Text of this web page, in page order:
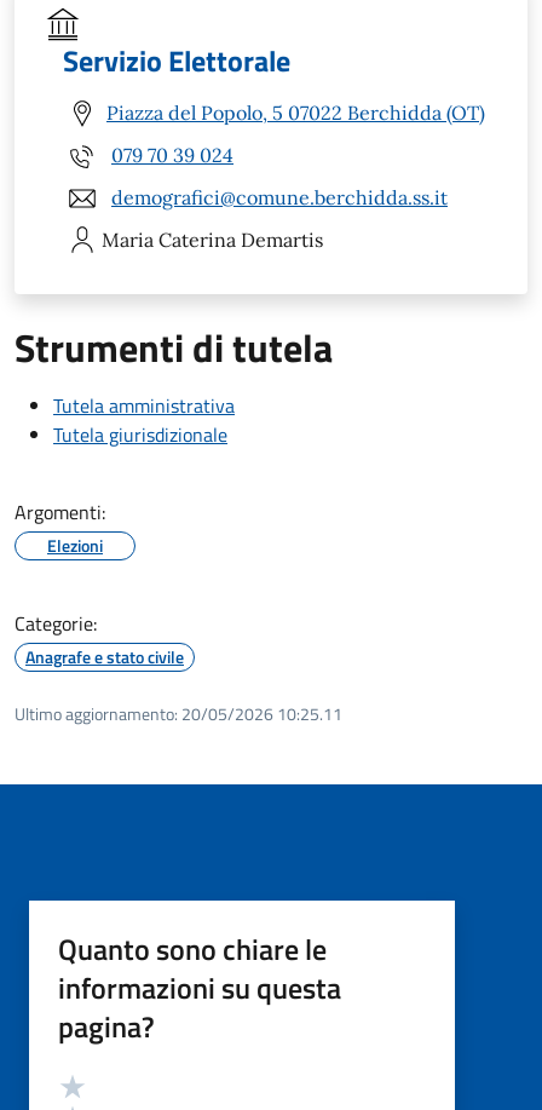
Servizio Elettorale
Piazza del Popolo, 5 07022 Berchidda (OT)
079 70 39 024
demografici@comune.berchidda.ss.it
Maria Caterina Demartis
Strumenti di tutela
Tutela amministrativa
Tutela giurisdizionale
Argomenti:
Elezioni
Categorie:
Anagrafe e stato civile
Ultimo aggiornamento: 20/05/2026 10:25.11
Quanto sono chiare le
informazioni su questa
pagina?
Valutazione